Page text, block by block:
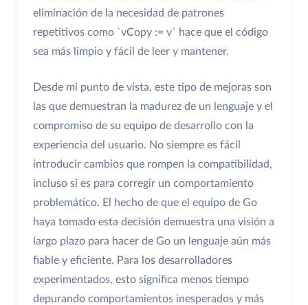
eliminación de la necesidad de patrones
repetitivos como `vCopy := v` hace que el código
sea más limpio y fácil de leer y mantener.
Desde mi punto de vista, este tipo de mejoras son
las que demuestran la madurez de un lenguaje y el
compromiso de su equipo de desarrollo con la
experiencia del usuario. No siempre es fácil
introducir cambios que rompen la compatibilidad,
incluso si es para corregir un comportamiento
problemático. El hecho de que el equipo de Go
haya tomado esta decisión demuestra una visión a
largo plazo para hacer de Go un lenguaje aún más
fiable y eficiente. Para los desarrolladores
experimentados, esto significa menos tiempo
depurando comportamientos inesperados y más